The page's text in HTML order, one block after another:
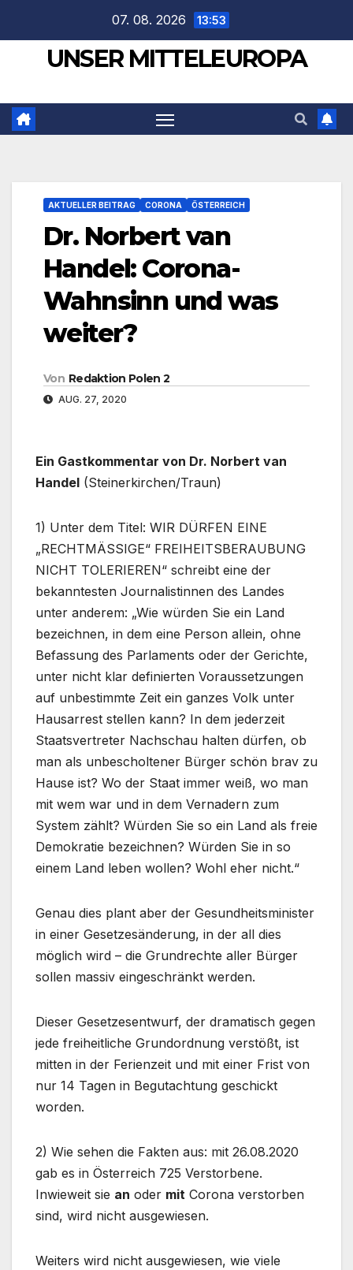
springen
07. 08. 2026 13:53
UNSER MITTELEUROPA
AKTUELLER BEITRAG CORONA ÖSTERREICH
Dr. Norbert van
Handel: Corona-
Wahnsinn und was
weiter?
Von Redaktion Polen 2
AUG. 27, 2020
Ein Gastkommentar von Dr. Norbert van
Handel (Steinerkirchen/Traun)
1) Unter dem Titel: WIR DÜRFEN EINE
„RECHTMÄSSIGE“ FREIHEITSBERAUBUNG
NICHT TOLERIEREN“ schreibt eine der
bekanntesten Journalistinnen des Landes
unter anderem: „Wie würden Sie ein Land
bezeichnen, in dem eine Person allein, ohne
Befassung des Parlaments oder der Gerichte,
unter nicht klar definierten Voraussetzungen
auf unbestimmte Zeit ein ganzes Volk unter
Hausarrest stellen kann? In dem jederzeit
Staatsvertreter Nachschau halten dürfen, ob
man als unbescholtener Bürger schön brav zu
Hause ist? Wo der Staat immer weiß, wo man
mit wem war und in dem Vernadern zum
System zählt? Würden Sie so ein Land als freie
Demokratie bezeichnen? Würden Sie in so
einem Land leben wollen? Wohl eher nicht.“
Genau dies plant aber der Gesundheitsminister
in einer Gesetzesänderung, in der all dies
möglich wird – die Grundrechte aller Bürger
sollen massiv eingeschränkt werden.
Dieser Gesetzesentwurf, der dramatisch gegen
jede freiheitliche Grundordnung verstößt, ist
mitten in der Ferienzeit und mit einer Frist von
nur 14 Tagen in Begutachtung geschickt
worden.
2) Wie sehen die Fakten aus: mit 26.08.2020
gab es in Österreich 725 Verstorbene.
Inwieweit sie an oder mit Corona verstorben
sind, wird nicht ausgewiesen.
Weiters wird nicht ausgewiesen, wie viele